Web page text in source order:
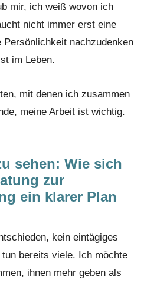
mir, ich weiß wovon ich
nicht immer erst eine
Persönlichkeit nachzudenken
im Leben.
mit denen ich zusammen
meine Arbeit ist wichtig.
sehen: Wie sich
zur
ein klarer Plan
kein eintägiges
bereits viele. Ich möchte
ihnen mehr geben als